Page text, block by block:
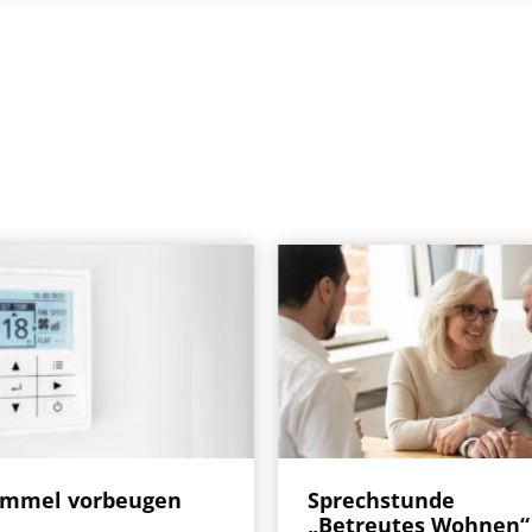
vorbeugen
Sprechstunde
„Betreutes Wohnen“